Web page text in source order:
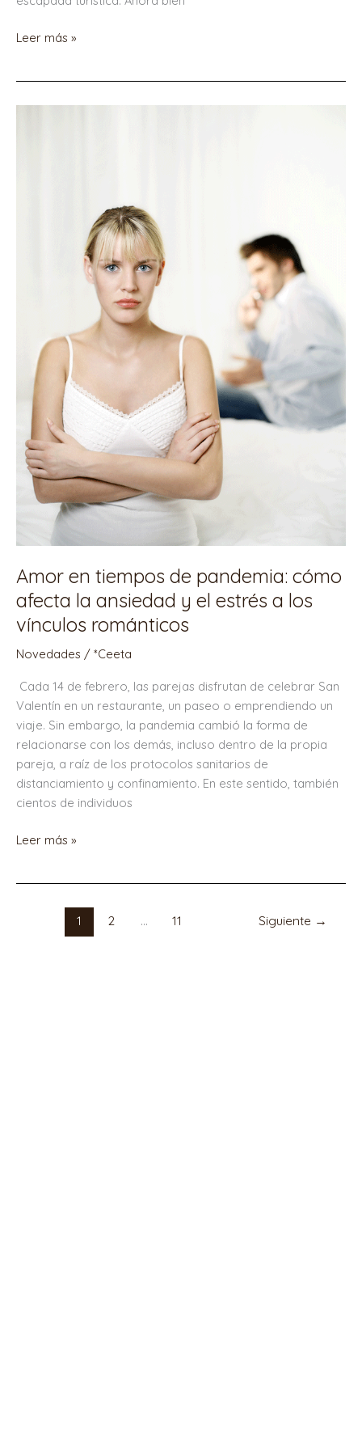
Leer más »
Amor en tiempos de pandemia: cómo
afecta la ansiedad y el estrés a los
vínculos románticos
Novedades / *Ceeta
Cada 14 de febrero, las parejas disfrutan de celebrar San
Valentín en un restaurante, un paseo o emprendiendo un
viaje. Sin embargo, la pandemia cambió la forma de
relacionarse con los demás, incluso dentro de la propia
pareja, a raíz de los protocolos sanitarios de
distanciamiento y confinamiento. En este sentido, también
cientos de individuos
vínculos
románticos
Leer más »
1 2 … 11 Siguiente →